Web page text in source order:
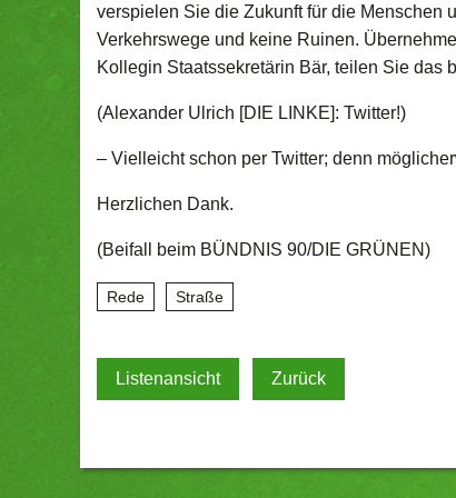
verspielen Sie die Zukunft für die Menschen
Verkehrswege und keine Ruinen.
Kollegin Staatssekretärin Bär, teilen Sie das
(Alexander Ulrich [DIE LINKE]: Twitter!)
– Vielleicht schon per Twitter; denn
Herzlichen Dank.
(Beifall beim BÜNDNIS 90/DIE GRÜNEN)
Rede Straße
Listenansicht Zurück